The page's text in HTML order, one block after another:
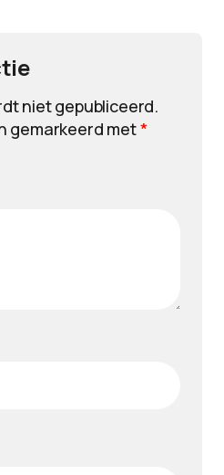
niet gepubliceerd.
gemarkeerd met*